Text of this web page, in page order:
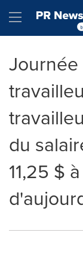
Hamburger
du
11,25 $